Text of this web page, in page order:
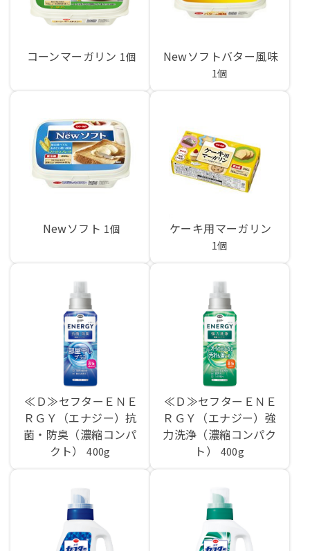
コーンマーガリン 1個 Newソフトバター風味
1個
Newソフト 1個 ケーキ用マーガリン
1個
≪Ｄ≫セフターＥＮＥ
ＲＧＹ（エナジー）抗
菌・防臭（濃縮コンパ
クト）400g
≪Ｄ≫セフターＥＮＥ
ＲＧＹ（エナジー）強
力洗浄（濃縮コンパク
ト） 400g